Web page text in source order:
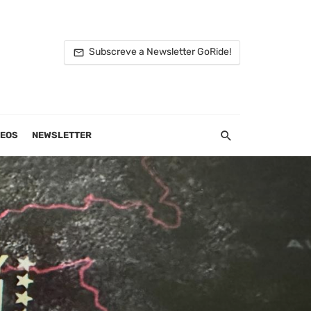
Subscreve a Newsletter GoRide!
NEWSLETTER